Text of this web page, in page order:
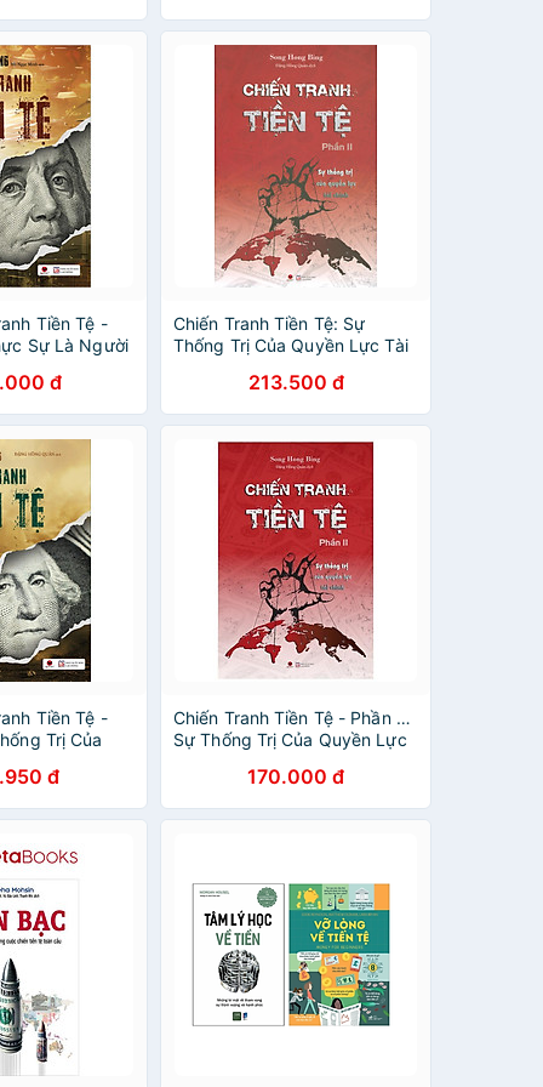
Tiền Tệ -
Sự Là Người
đ
Chiến Tranh Tiền Tệ: Sự
Thống Trị Của Quyền Lực Tài
213.500 đ
Tiền Tệ -
Trị Của
đ
Chiến Tranh Tiền Tệ - Phần 2 -
Sự Thống Trị Của Quyền Lực
170.000 đ